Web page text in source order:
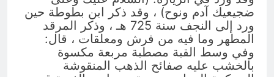
ضجيعيك آدم ونوح) ، وقد ذكر ابن بطوطة حين
ورد إلى النجف سنة 725 هـ ، وذكر المرقد
المطهر وما فيه من فرش ومعلقات ، قال:
وفي وسط القبة مصطبة مربعة مكسوة
بالخشب عليه صفائح الذهب المنقوشة